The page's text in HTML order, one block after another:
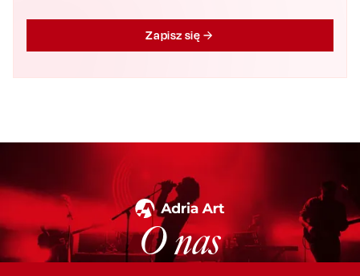
Zapisz się
O nas